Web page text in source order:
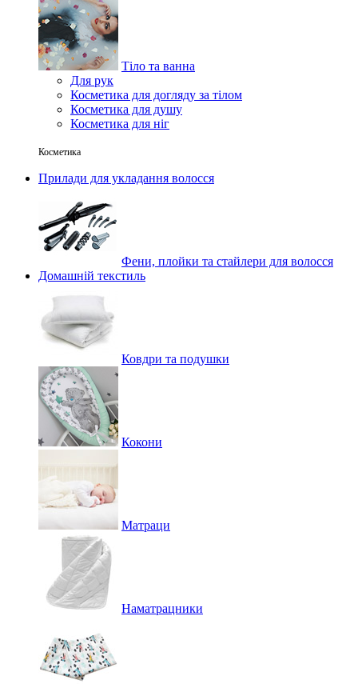
Тіло та ванна
Для рук
Косметика для догляду за тілом
Косметика для душу
Косметика для ніг
Косметика
Прилади для укладання волосся
Фени, плойки та стайлери для волосся
Домашній текстиль
Ковдри та подушки
Кокони
Матраци
Наматрацники